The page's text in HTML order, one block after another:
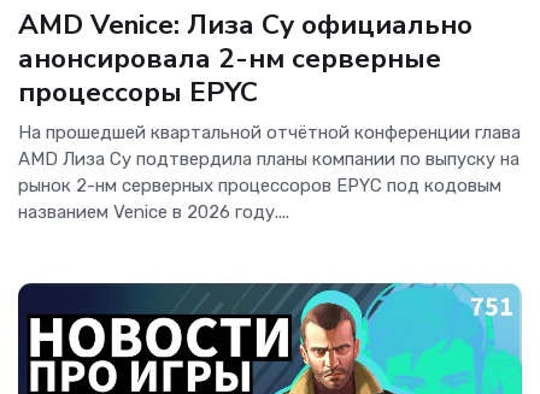
AMD Venice: Лиза Су официально
анонсировала 2-нм серверные
процессоры EPYC
На прошедшей квартальной отчётной конференции глава
AMD Лиза Су подтвердила планы компании по выпуску на
рынок 2-нм серверных процессоров EPYC под кодовым
названием Venice в 2026 году....